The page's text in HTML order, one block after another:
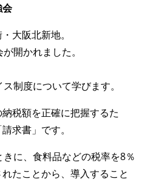
会
大阪北新地。
開かれました。
制度について学びます。
税額を正確に把握するた
求書」です。
に、食料品などの税率を8％
たことから、導入すること